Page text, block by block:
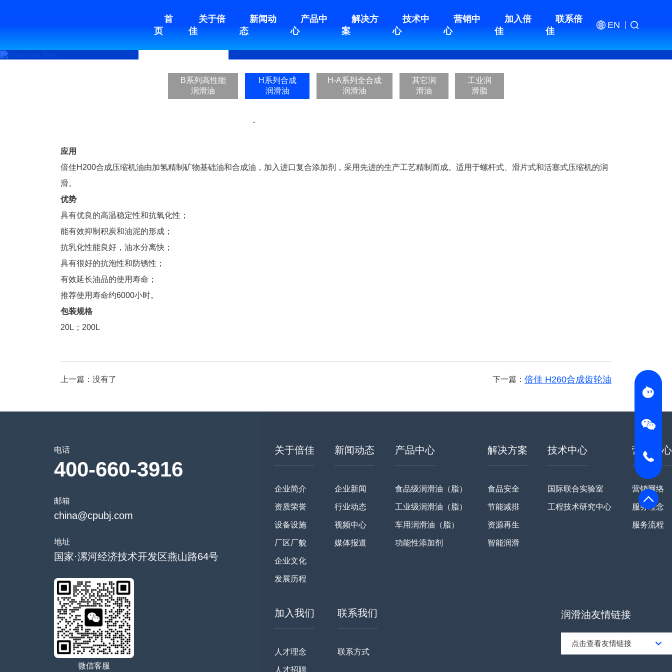
EN
首
页
关于倍
佳
新闻动
态
产品中
心
解决方
案
技术中
心
营销中
心
加入倍
佳
联系倍
佳
B系列高性能
润滑油
H系列合成
润滑油
H-A系列全合成
润滑油
其它润
滑油
工业润
滑脂
应用
倍佳H200合成压缩机油由加氢精制矿物基础油和合成油，加入进口复合添加剂，采用先进的生产工艺精制而成。适用于螺杆式、滑片式和活塞式压缩机的润
滑。
优势
具有优良的高温稳定性和抗氧化性；
能有效抑制积炭和油泥的形成；
抗乳化性能良好，油水分离快；
具有很好的抗泡性和防锈性；
有效延长油品的使用寿命；
推荐使用寿命约6000小时。
包装规格
20L；200L
上一篇： 没有了 下一篇：倍佳 H260合成齿轮油
电话
400-660-3916
邮箱
china@cpubj.com
地址
国家·漯河经济技术开发区燕山路64号
微信客服
关于倍佳
企业简介
资质荣誉
设备设施
厂区厂貌
企业文化
发展历程
新闻动态
企业新闻
行业动态
视频中心
媒体报道
产品中心
食品级润滑油（脂）
工业级润滑油（脂）
车用润滑油（脂）
功能性添加剂
解决方案
食品安全
节能减排
资源再生
智能润滑
技术中心
国际联合实验室
工程技术研究中心
营销中心
营销网络
服务理念
服务流程
加入我们
人才理念
人才招聘
联系我们
联系方式
润滑油友情链接
点击查看友情链接